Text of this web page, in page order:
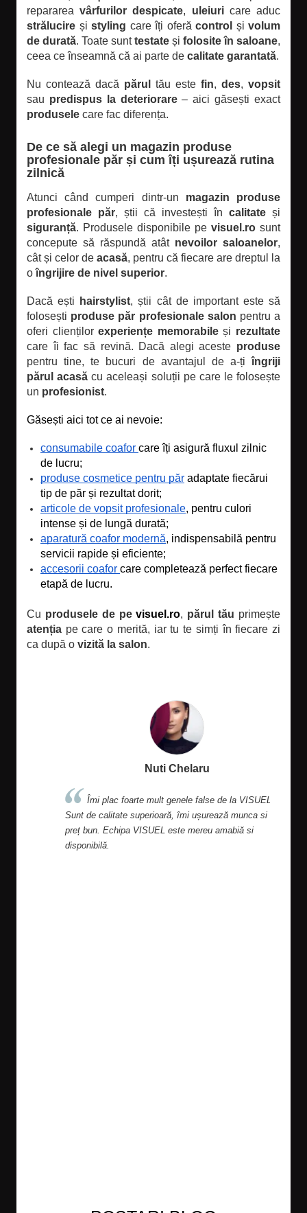
reparareavârfurilor despicate, uleiuricare aduc
strălucire și styling care îți oferă control și volum
de durată. Toate sunttestate și folosite în saloane,
ceea ce înseamnă că ai parte de calitate garantată.
Nu contează dacă părul tău este fin, des, vopsit
sau predispus la deteriorare– aici găsești exact
produsele care fac diferența.
De ce să alegi un magazin produse
profesionale păr și cum îți ușurează rutina
zilnică
Atunci când cumperi dintr-un magazin produse
profesionale păr, știi că investești în calitate și
siguranță. Produsele disponibile pe visuel.ro sunt
concepute să răspundă atât nevoilor saloanelor,
cât și celor de acasă, pentru că fiecare are dreptul la
oîngrijire de nivel superior.
Dacă ești hairstylist, știi cât de important este să
folosești produse păr profesionale salon pentru a
oferi cliențilorexperiențe memorabileși rezultate
care îi fac să revină. Dacă alegi aceste produse
pentru tine, te bucuri de avantajul de a-țiîngriji
părul acasă cu aceleași soluții pe care le folosește
un profesionist.
Găsești aici tot ce ai nevoie:
consumabile coafor care îți asigură fluxul zilnic
de lucru;
produse cosmetice pentru păr adaptate fiecărui
tip de păr și rezultat dorit;
articole de vopsit profesionale, pentru culori
intense și de lungă durată;
aparatură coafor modernă, indispensabilă pentru
servicii rapide și eficiente;
accesorii coafor care completează perfect fiecare
etapă de lucru.
Cu produsele de pevisuel.ro, părul tău primește
atenția pe care o merită, iar tu te simți în fiecare zi
ca după o vizită la salon.
Nuti Chelaru
Îmi plac foarte mult genele false de la VISUEL.
Sunt de calitate superioară, îmi ușurează munca si au
preț bun. Echipa VISUEL este mereu amabiă si
disponibilă.